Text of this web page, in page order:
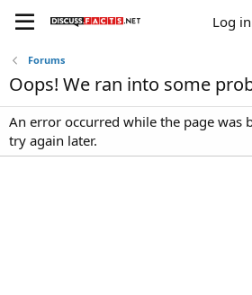
Log in
Forums
Oops! We ran into some
An error occurred while the page was
try again later.